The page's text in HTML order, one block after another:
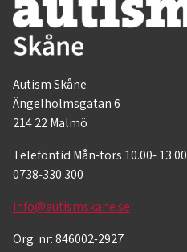
Autism Skåne
Ängelholmsgatan 6
214 22 Malmö
Telefontid Mån-tors 10.00- 13.00
0738-330 300
info@autismskane.se
Org. nr: 846002-2927